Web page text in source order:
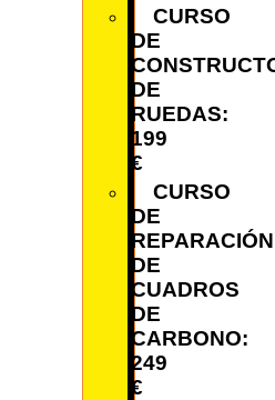
CURSO
DE
DE
RUEDAS:
199
€
CURSO
DE
REPARACIÓN
DE
CUADROS
DE
CARBONO:
249
€